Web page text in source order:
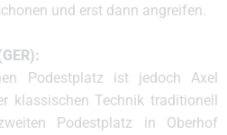
und erst dann angreifen.
Podestplatz ist jedoch Axel
klassischen Technik traditionell
Podestplatz in Oberhof